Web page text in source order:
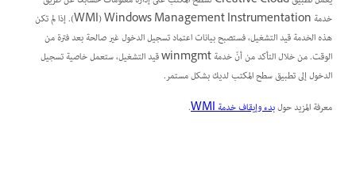
خدمة Windows Management Instrumentation ‏(WMI). إذا لم تكن
هذه الخدمة قيد التشغيل، فستصبح بيانات اعتماد تسجيل الدخول غير صالحة بعد فترة من
الوقت. من خلال التأكد من أنّ خدمة winmgmt قيد التشغيل، ستعمل خاصية تسجيل
الدخول إلى تطبيق سطح المكتب لديك بشكل مستمر.
معرفة المزيد حولبدء وإيقاف خدمة WMI .